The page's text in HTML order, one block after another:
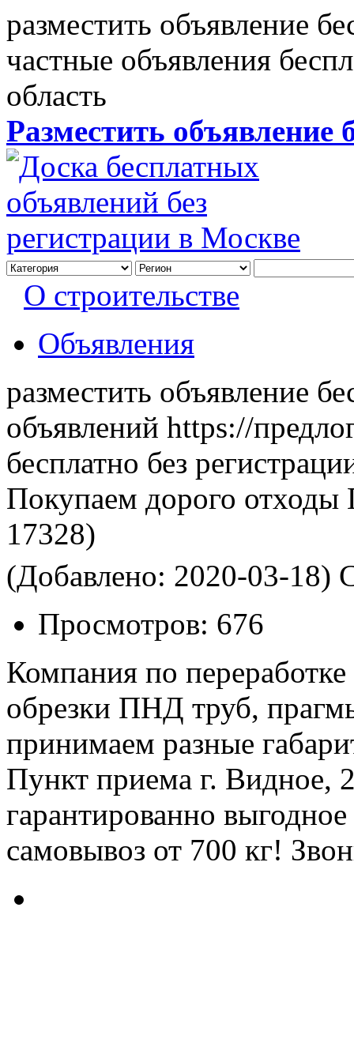
разместить объявление
частные объявления
область
Разместить объявление
О строительстве
Объявления
разместить объявление
объявлений https://
бесплатно без
Покупаем дорого
17328)
(Добавлено: 2020-03-18)
Просмотров: 676
Компания по
обрезки ПНД труб,
принимаем разные
Пункт приема г. Видное,
гарантированно
самовывоз от 700 кг!